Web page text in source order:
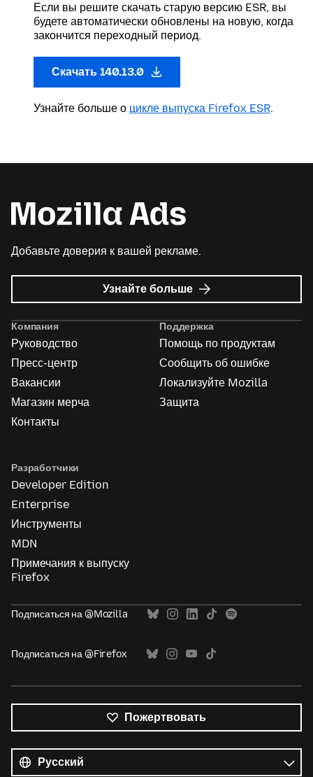
Если вы решите скачать старую версию ESR, вы
будете автоматически обновлены на новую, когда
закончится переходный период.
Скачать 140.13.0
Узнайте больше о цикле выпуска Firefox ESR.
Добавьте доверия к вашей рекламе.
Узнайте больше о
Реклама
Компания
Руководство
Пресс-центр
Вакансии
Магазин мерча
Контакты
Поддержка
Помощь по продуктам
Сообщить об ошибке
Локализуйте Mozilla
Защита
Разработчики
Developer Edition
Enterprise
Инструменты
MDN
Примечания к выпуску
Firefox
Подписаться на @Mozilla
Подписаться на @Firefox
Пожертвовать
языки
Язык